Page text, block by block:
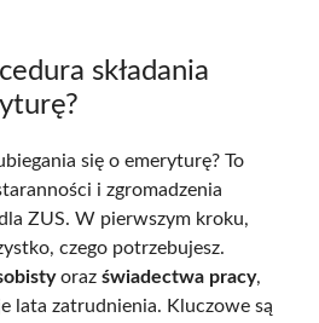
składania
się o emeryturę? To
i zgromadzenia
ZUS. W pierwszym kroku,
czego potrzebujesz.
oraz świadectwa pracy,
lata zatrudnienia. Kluczowe są